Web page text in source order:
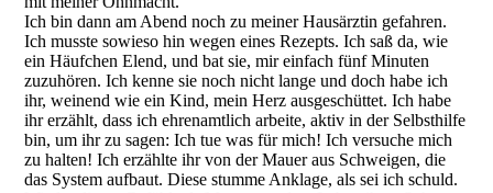
Ich bin dann am Abend noch zu meiner Hausärztin gefahren.
Ich musste sowieso hin wegen eines Rezepts. Ich saß da, wie
ein Häufchen Elend, und bat sie, mir einfach fünf Minuten
zuzuhören. Ich kenne sie noch nicht lange und doch habe ich
ihr, weinend wie ein Kind, mein Herz ausgeschüttet. Ich habe
ihr erzählt, dass ich ehrenamtlich arbeite, aktiv in der Selbsthilfe
bin, um ihr zu sagen: Ich tue was für mich! Ich versuche mich
zu halten! Ich erzählte ihr von der Mauer aus Schweigen, die
das System aufbaut. Diese stumme Anklage, als sei ich schuld.